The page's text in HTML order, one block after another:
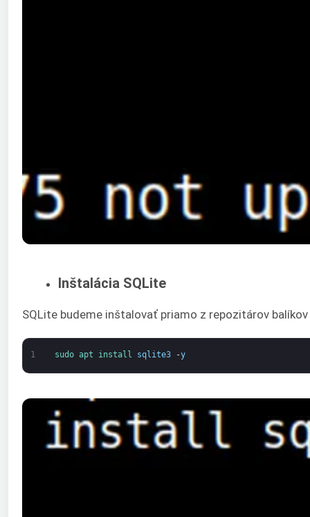
Inštalácia SQLite
SQLite budeme inštalovať priamo z repozitárov
1 sudo apt install sqlite3 -y